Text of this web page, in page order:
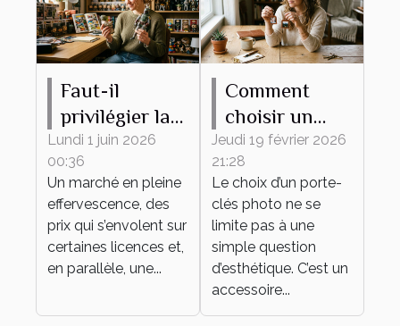
Faut-il
privilégier la
rareté ou
l’attachement
émotionnel
pour sa
collection de
figurines ?
Lundi 1 juin 2026
00:36
Un marché en pleine
effervescence, des
prix qui s’envolent sur
certaines licences et,
en parallèle, une...
Comment
choisir un
porte-clés
photo idéal
pour vous ?
Jeudi 19 février 2026
21:28
Le choix d’un porte-
clés photo ne se
limite pas à une
simple question
d’esthétique. C’est un
accessoire...